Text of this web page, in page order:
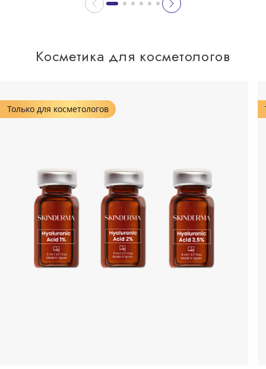
Косметика для косметологов
Только для косметологов